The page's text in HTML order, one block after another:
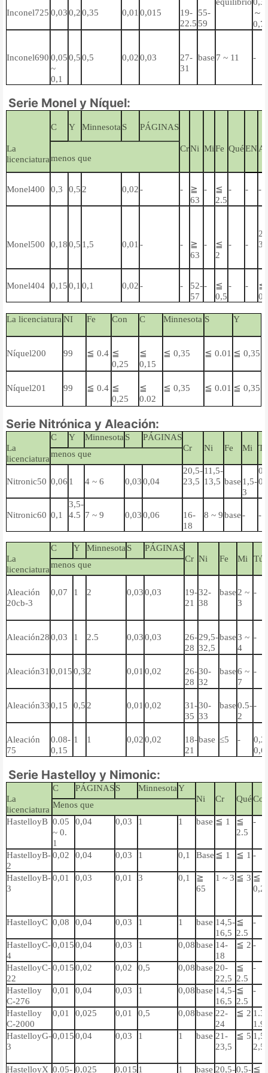
Inconel725 0,03 0,2 0,35 0,01 0,015
19-
22.5
55-
59
～
Inconel690 0,05
~
0,1
0,5 0,5 0,02 0,03
27-
31
base 7 ~ 11 -
Serie Monel y Níquel:
La
licenciatura
C Y Minnesota S PÁGINAS
CrNi Mi Fe Qué ENAl
menos que
Monel400 0,3 0,5 2 0,02 - -
≧
63
-
≦
2.5
- - -
Monel500 0,18 0,5 1,5 0,01 - -
≧
63
-
≦
2
- -
Monel404 0,15 0,1 0,1 0,02 - -
52-
57
-
≦
0,5
- -
≦
La licenciatura NI Fe Con C Minnesota S Y
Níquel200 99 ≦ 0.4 ≦
0,25
≦
0,15
≦ 0,35 ≦ 0.01 ≦ 0,35
Níquel201 99 ≦ 0.4 ≦
0,25
≦
0.02
≦ 0,35 ≦ 0.01 ≦ 0,35
Serie Nitrónica y Aleación:
La
licenciatura
C Y Minnesota S
PÁGINAS
Cr
Ni Fe Mi
menos que
Nitronic50 0,06 1 4 ~ 6 0,03 0,04
20,5-
23,5
11,5-
13,5 base 1,5-
3
Nitronic60 0,1
3,5-
4.5 7 ~ 9 0,03 0,06
16-
18
8 ~ 9 base - -
La
licenciatura
C Y Minnesota S
PÁGINAS
Cr Ni Fe Mi Tú
menos que
Aleación
20cb-3
0,07 1 2 0,03 0,03
19-
21
32-
38
base 2 ~
3
-
Aleación28 0,03 1 2.5 0,03 0,03
26-
28
29,5-
32,5
base 3 ~
4
-
Aleación31 0,015 0,3 2 0,01 0,02
26-
28
30-
32
base 6 ~
7
-
Aleación33 0,15 0,5 2 0,01 0,02
31-
35
30-
33
base 0.5-
2
-
Aleación
75
0.08-
0,15
1 1 0,02 0,02
18-
21
base ≤5 -
0,6
Serie Hastelloy y Nimonic:
La
licenciatura
C PÁGINASS Minnesota Y
Ni
Cr Qué
Menos que
HastelloyB 0.05
~ 0.
1
0,04 0,03 1 1 base ≦ 1
≦
2.5
-
HastelloyB-
2
0,02 0,04 0,03 1 0,1 Base ≦ 1 ≦ 1 -
HastelloyB-
3
0,01 0,03 0,01 3 0,1
≧
65
1 ~ 3 ≦ 3 ≦
0,2
HastelloyC 0,08 0,04 0,03 1 1 base 14,5-
16,5
≦
2.5
-
HastelloyC-
4
0,015 0,04 0,03 1 0,08 base 14-
18
≦ 2 -
HastelloyC-
22
0,015 0,02 0,02 0,5 0,08 base 20-
22,5
≦
2.5
-
Hastelloy
C-276
0,01 0,04 0,03 1 0,08 base 14,5-
16,5
≦
2.5
-
Hastelloy
C-2000
0,01 0,025 0,01 0,5 0,08 base 22-
24
≦ 2 1.3-
1.9
HastelloyG-
3
0,015 0,04 0,03 1 1 base 21-
23,5
≦ 5 1,5-
2,5
HastelloyX 0.05- 0,025 0,015 1 1 base 20,5-0,5- ≦